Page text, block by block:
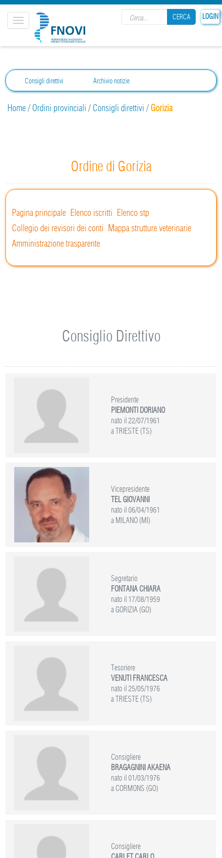
LOGIN
CERCA
CERCA
Toggle
navigation
Consigli direttivi Archivio notizie
Home/ Ordini provinciali / Consigli direttivi /Gorizia
Ordine di Gorizia
Pagina principale Elenco iscritti Elenco stp
Collegio dei revisori dei conti Mappa strutture veterinarie
Amministrazione trasparente
Consiglio Direttivo
Presidente
PIEMONTI DORIANO
nato il 22/07/1961
a TRIESTE (TS)
Vicepresidente
TEL GIOVANNI
nato il 06/04/1961
a MILANO (MI)
Segretario
FONTANA CHIARA
nato il 17/08/1959
a GORIZIA (GO)
Tesoriere
VENUTI FRANCESCA
nato il 25/05/1976
a TRIESTE (TS)
Consigliere
BRAGAGNINI AKAENA
nato il 01/03/1976
a CORMONS (GO)
Consigliere